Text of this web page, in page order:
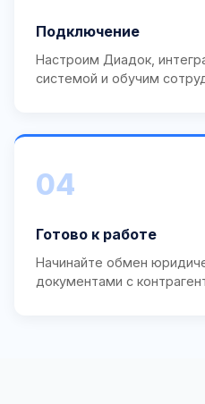
Подключение
Настроим Диадок,
системой и обучим
04
Готово к работе
Начинайте обмен
документами с